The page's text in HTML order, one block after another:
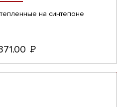
на синтепоне
Р
УБ.